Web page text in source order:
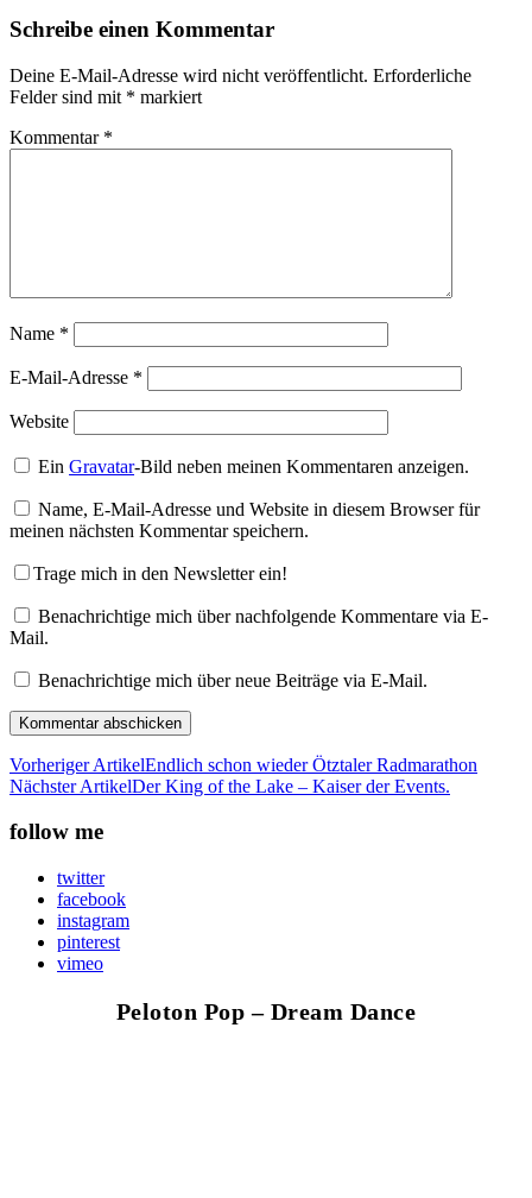
Schreibe einen Kommentar
Deine E-Mail-Adresse wird nicht veröffentlicht. Erforderliche
Felder sind mit * markiert
Kommentar *
Name *
E-Mail-Adresse *
Website
EinGravatar-Bild neben meinen Kommentaren anzeigen.
Name, E-Mail-Adresse und Website in diesem Browser für
meinen nächsten Kommentar speichern.
Trage mich in den Newsletter ein!
Benachrichtige mich über nachfolgende Kommentare via E-
Mail.
Benachrichtige mich über neue Beiträge via E-Mail.
Vorheriger ArtikelEndlich schon wieder Ötztaler Radmarathon
Nächster ArtikelDer King of the Lake – Kaiser der Events.
follow me
twitter
facebook
instagram
pinterest
vimeo
Peloton Pop – Dream Dance